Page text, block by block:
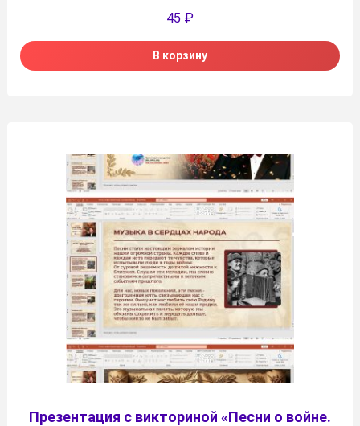
45 ₽
В корзину
Презентация с викториной «Песни о войне.